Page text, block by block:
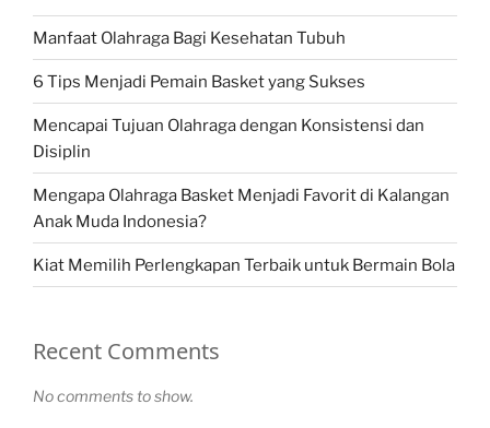
Manfaat Olahraga Bagi Kesehatan Tubuh
6 Tips Menjadi Pemain Basket yang Sukses
Mencapai Tujuan Olahraga dengan Konsistensi dan
Disiplin
Mengapa Olahraga Basket Menjadi Favorit di Kalangan
Anak Muda Indonesia?
Kiat Memilih Perlengkapan Terbaik untuk Bermain Bola
Recent Comments
No comments to show.